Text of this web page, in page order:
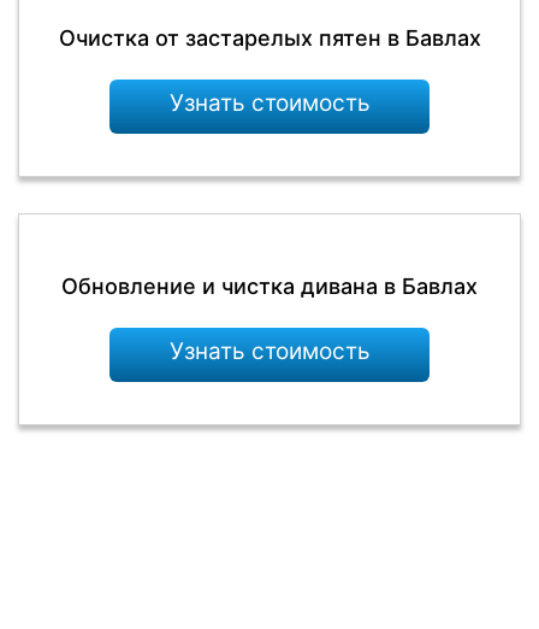
Очистка от застарелых пятен в Бавлах
Узнать стоимость
Обновление и чистка дивана в Бавлах
Узнать стоимость